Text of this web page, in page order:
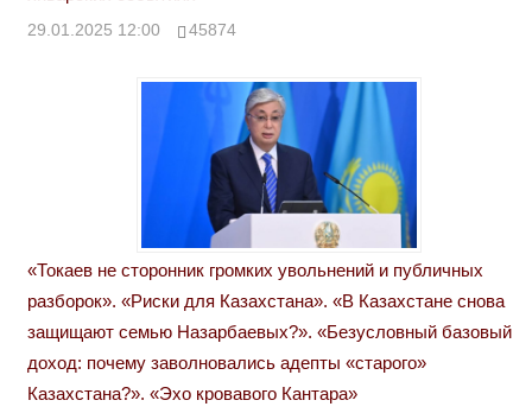
29.01.2025 12:00 45874
«Токаев не сторонник громких увольнений и публичных
разборок». «Риски для Казахстана». «В Казахстане снова
защищают семью Назарбаевых?». «Безусловный базовый
доход: почему заволновались адепты «старого»
Казахстана?». «Эхо кровавого Кантара»